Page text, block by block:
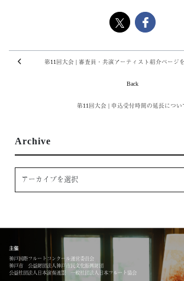
第11回大会 | 審査員・共演アーティスト紹介ページ
Back
第11回大会 | 申込受付時間の延長につい
Archive
主催
神戸国際フルートコンクール運営委員会
神戸市 公益財団法人神戸市民文化振興財団
公益社団法人日本演奏連盟 一般社団法人日本フルート協会